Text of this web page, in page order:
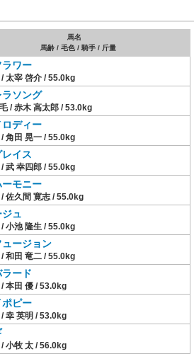
馬名
馬齢 / 毛色 / 騎手 / 斤量
ラワー
太宰 啓介 / 55.0kg
ソング
/ 赤木 高太郎 / 53.0kg
ディー
角田 晃一 / 55.0kg
イス
武 幸四郎 / 55.0kg
モニー
佐久間 寛志 / 55.0kg
ュ
小池 隆生 / 55.0kg
ージョン
和田 竜二 / 55.0kg
ード
本田 優 / 53.0kg
ポピー
幸 英明 / 53.0kg
小牧 太 / 56.0kg